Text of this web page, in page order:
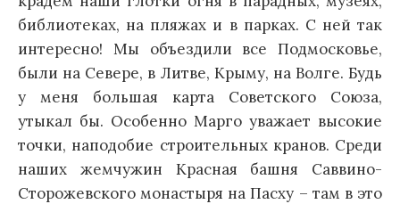
библиотеках, на пляжах и в парках. С ней так
интересно! Мы объездили все Подмосковье,
были на Севере, в Литве, Крыму, на Волге. Будь
у меня большая карта Советского Союза,
утыкал бы. Особенно Марго уважает высокие
точки, наподобие строительных кранов. Среди
наших жемчужин Красная башня Саввино-
Сторожевского монастыря на Пасху – там в это